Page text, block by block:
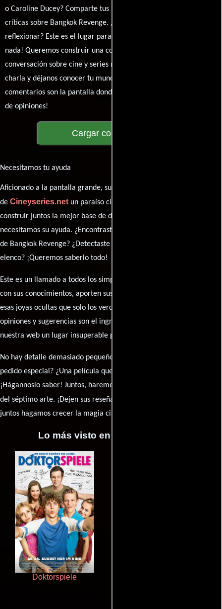
o Caroline Ducey? Comparte tus pensamientos, emociones y
críticas sobre Bangkok Revenge. ¿Te hizo reír, llorar o
reflexionar? Este es el lugar para expresarlo. ¡No te guardes
nada! Queremos construir una comunidad apasionada donde la
conversación sobre cine y series nunca se detenga. Únete a la
charla y déjanos conocer tu mundo cinematográfico. ¡Los
comentarios son la pantalla donde se proyecta nuestra diversidad
de opiniones!
Cargar comentarios
Necesitamos tu ayuda
Aficionado a la pantalla grande, su participación es clave para hacer
de Cineyseries.netun paraíso cinéfilo completo. Queremos
construir juntos la mejor base de datos cinematográfica, pero
necesitamos su ayuda. ¿Encontraste algún dato faltante en la ficha
de Bangkok Revenge? ¿Detectaste algún error en la sinopsis o el
elenco? ¡Queremos saberlo todo!
Este es un llamado a todos los simpatizantes del cine: contribuyan
con sus conocimientos, aporten sus descubrimientos y compartan
esas joyas ocultas que solo los verdaderos fanáticos conocen. Sus
opiniones y sugerencias son el ingrediente secreto que hará de
nuestra web un lugar insuperable para los amantes del celuloide.
No hay detalle demasiado pequeño ni opinión insignificante. ¿Algún
pedido especial? ¿Una película que sueñas con ver reseñada?
¡Hágannoslo saber! Juntos, haremos de esta comunidad el epicentro
del séptimo arte. ¡Dejen sus reseña en la
juntos hagamos crecer la magia cinematográfica!
Lo más visto en Cineyseries.net
Doktorspiele